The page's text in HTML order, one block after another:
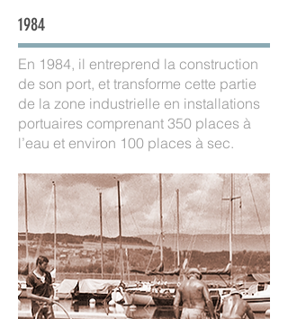
1984
En 1984, il entreprend la construction
de son port, et transforme cette partie
de la zone industrielle en installations
portuaires comprenant 350 places à
l’eau et environ 100 places à sec.